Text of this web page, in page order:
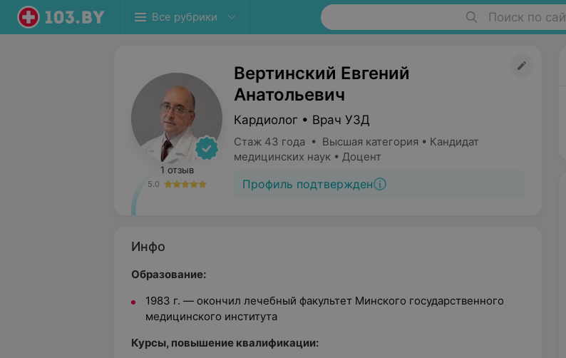
Все рубрики Поиск по
1 отзыв
5.0
Вертинский Евгений
Анатольевич
Кардиолог • Врач УЗД
Стаж 43 года • Высшая категория • Кандидат
медицинских наук • Доцент
Профиль подтвержден
Инфо
Образование:
1983 г. — окончил лечебный факультет Минского государственного
медицинского института
Курсы, повышение квалификации: